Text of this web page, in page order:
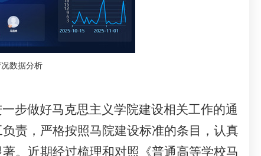
数据分析
步做好马克思主义学院建设相关工作的通
责，严格按照马院建设标准的条目，认真
。近期经过梳理和对照《普通高等学校马